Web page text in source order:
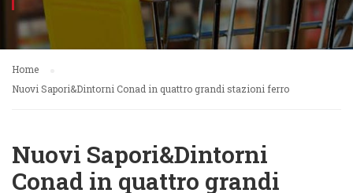
Home
Nuovi Sapori&Dintorni Conad in quattro grandi stazioni ferro
Nuovi Sapori&Dintorni
Conad in quattro grandi